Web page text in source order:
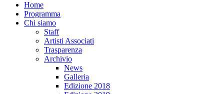
Home
Programma
Chi siamo
Staff
Artisti Associati
Trasparenza
Archivio
News
Galleria
Edizione 2018